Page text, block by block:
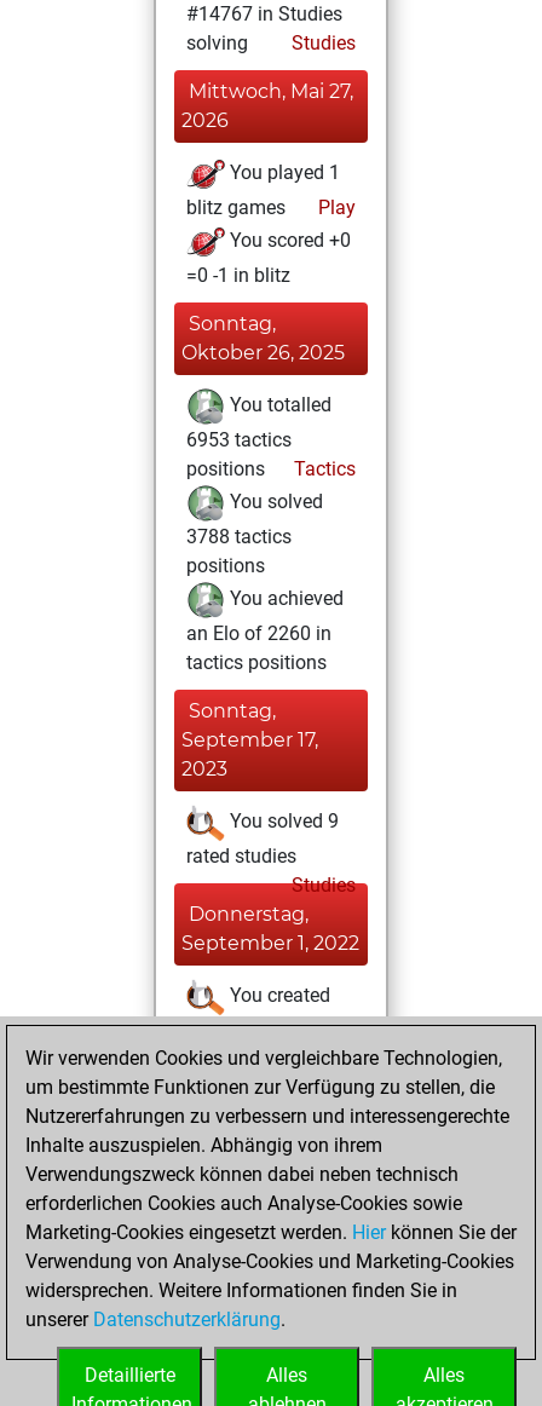
#14767 in Studies
solving
Studies
Mittwoch, Mai 27,
2026
You played 1
blitz games
Play
You scored +0
=0 -1 in blitz
Sonntag,
Oktober 26, 2025
You totalled
6953 tactics
positions
Tactics
You solved
3788 tactics
positions
You achieved
an Elo of 2260 in
tactics positions
Sonntag,
September 17,
2023
You solved 9
rated studies
Studies
Donnerstag,
September 1, 2022
You created
your Studies account
Studies
Samstag,
April 9, 2022
You had a best
sprint of 45 positions
Tactics
Sonntag,
April 25, 2021
You created
your Fritz account
Wir verwenden Cookies und vergleichbare Technologien,
um bestimmte Funktionen zur Verfügung zu stellen, die
Nutzererfahrungen zu verbessern und interessengerechte
Inhalte auszuspielen. Abhängig von ihrem
Verwendungszweck können dabei neben technisch
erforderlichen Cookies auch Analyse-Cookies sowie
Marketing-Cookies eingesetzt werden. Hierkönnen Sie der
Verwendung von Analyse-Cookies und Marketing-Cookies
widersprechen. Weitere Informationen finden Sie in
unserer Datenschutzerklärung.
Alles
Alles
Detaillierte